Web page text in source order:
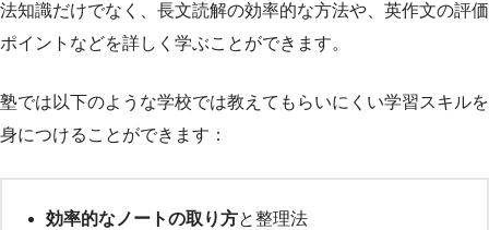
法知識だけでなく、長文読解の効率的な方法や、英作文の評価
ポイントなどを詳しく学ぶことができます。
塾では以下のような学校では教えてもらいにくい学習スキルを
身につけることができます：
効率的なノートの取り方と整理法